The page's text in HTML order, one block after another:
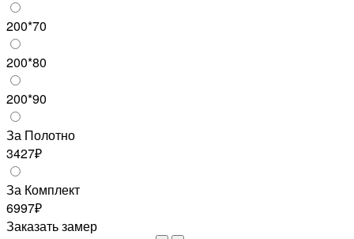
200*70
200*80
200*90
За Полотно
3427₽
За Комплект
6997₽
Заказать замер